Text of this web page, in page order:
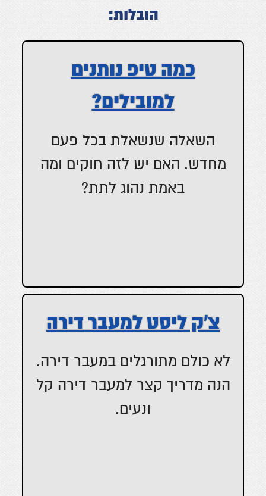
הובלות:
כמה טיפ נותנים
למובילים?
השאלה שנשאלת בכל פעם
מחדש. האם יש לזה חוקים ומה
באמת נהוג לתת?
צ’ק ליסט למעבר דירה
לא כולם מתורגלים במעבר דירה.
הנה מדריך קצר למעבר דירה קל
ונעים.